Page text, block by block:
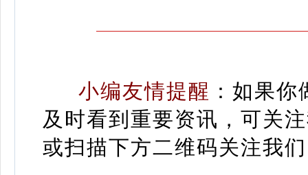
小编友情提醒 ： 如果你
及时看到重要资讯，可关
或扫描下方二维码关注我